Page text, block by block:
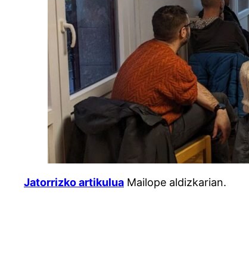
Jatorrizko artikulua Mailope aldizkarian.